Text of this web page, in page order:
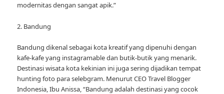
modernitas dengan sangat apik.”
2. Bandung
Bandung dikenal sebagai kota kreatif yang dipenuhi dengan
kafe-kafe yang instagramable dan butik-butik yang menarik.
Destinasi wisata kota kekinian ini juga sering dijadikan tempat
hunting foto para selebgram. Menurut CEO Travel Blogger
Indonesia, Ibu Anissa, “Bandung adalah destinasi yang cocok